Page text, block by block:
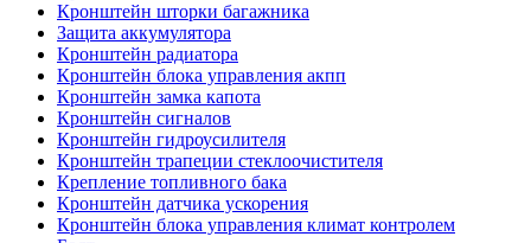
Кронштейн шторки багажника
Защита аккумулятора
Кронштейн радиатора
Кронштейн блока управления акпп
Кронштейн замка капота
Кронштейн сигналов
Кронштейн гидроусилителя
Кронштейн трапеции стеклоочистителя
Крепление топливного бака
Кронштейн датчика ускорения
Кронштейн блока управления климат контролем